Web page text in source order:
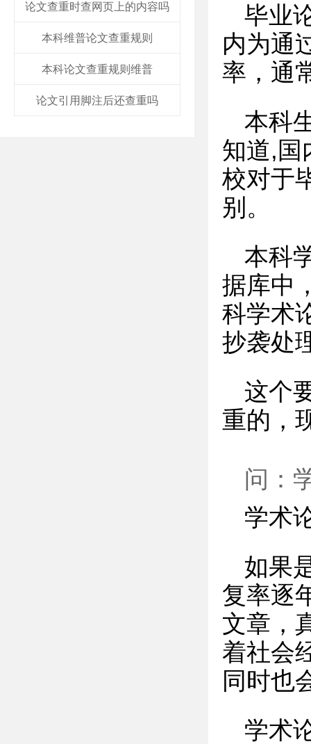
论文查重时查网页上的内容吗
本科维普论文查重规则
本科论文查重规则维普
论文引用脚注后还查重吗
毕业
内为通
率，通
本科
知道,国
校对于
别。
本科
据库中
科学术
抄袭处
这个
重的，
问：
学术
如果
复率逐
文章，
着社会
同时也
学术